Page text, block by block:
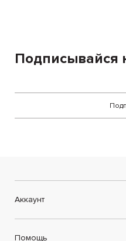
Подписывайся
Аккаунт
Помощь